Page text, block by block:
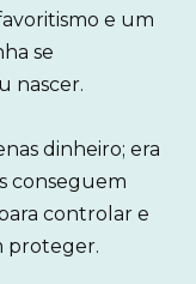
e um
se
nascer.
dinheiro; era
conseguem
controlar e
proteger.